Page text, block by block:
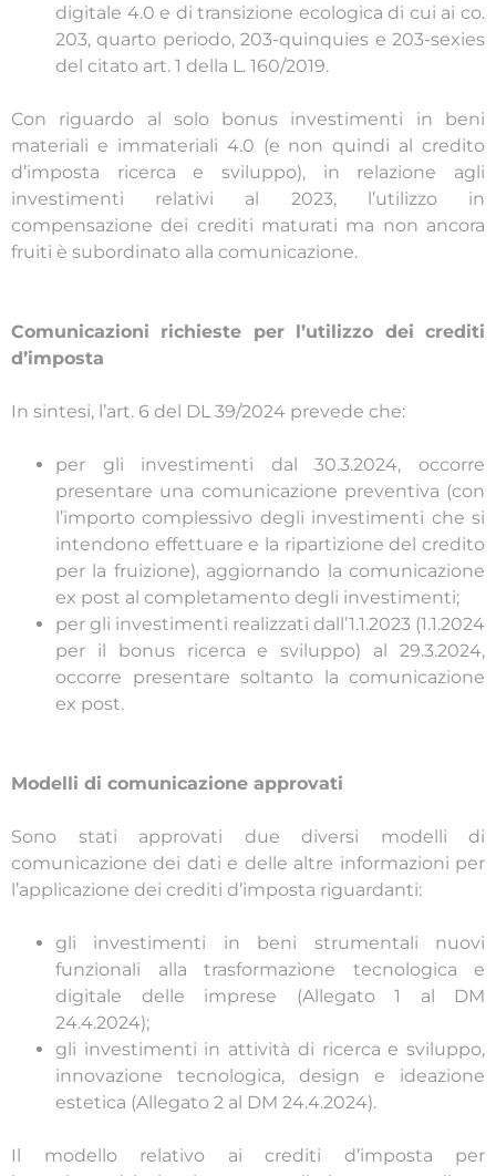
digitale 4.0 e di transizione ecologica di cui ai co.
203, quarto periodo, 203-quinquies e 203-sexies
del citato art. 1 della L. 160/2019.
Con riguardo al solo bonus investimenti in beni
materiali e immateriali 4.0 (e non quindi al credito
d’imposta ricerca e sviluppo), in relazione agli
investimenti relativi al 2023, l’utilizzo in
compensazione dei crediti maturati ma non ancora
fruiti è subordinato alla comunicazione.
Comunicazioni richieste per l’utilizzo dei crediti
d’imposta
In sintesi, l’art. 6 del DL 39/2024 prevede che:
per gli investimenti dal 30.3.2024, occorre
presentare una comunicazione preventiva (con
l’importo complessivo degli investimenti che si
intendono effettuare e la ripartizione del credito
per la fruizione), aggiornando la comunicazione
ex post al completamento degli investimenti;
per gli investimenti realizzati dall’1.1.2023 (1.1.2024
per il bonus ricerca e sviluppo) al 29.3.2024,
occorre presentare soltanto la comunicazione
ex post.
Modelli di comunicazione approvati
Sono stati approvati due diversi modelli di
comunicazione dei dati e delle altre informazioni per
l’applicazione dei crediti d’imposta riguardanti:
gli investimenti in beni strumentali nuovi
funzionali alla trasformazione tecnologica e
digitale delle imprese (Allegato 1 al DM
24.4.2024);
gli investimenti in attività di ricerca e sviluppo,
innovazione tecnologica, design e ideazione
estetica (Allegato 2 al DM 24.4.2024).
Il modello relativo ai crediti d’imposta per